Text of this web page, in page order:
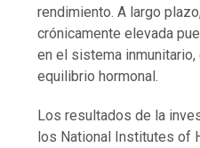
rendimiento. A largo
crónicamente elevada
en el sistema
equilibrio hormonal.
Los resultados de la
los National Institutes of